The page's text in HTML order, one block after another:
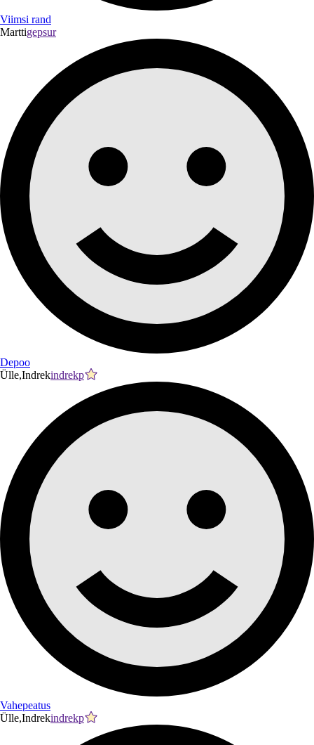
Viimsi rand
Marttigepsur
Depoo
Ülle,Indrekindrekp
Vahepeatus
Ülle,Indrekindrekp